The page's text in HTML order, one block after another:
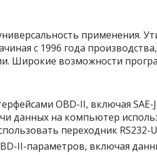
применения.
с 1996 года производства,
Широкие возможности
OBD-II, включая SAE-
данных на компьютер
переходник RS232-
II-параметров, включая